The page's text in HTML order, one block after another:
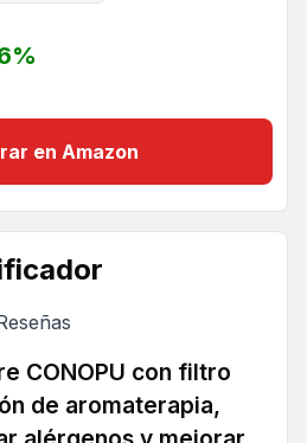
%
en Amazon
CONOPU con filtro
de aromaterapia,